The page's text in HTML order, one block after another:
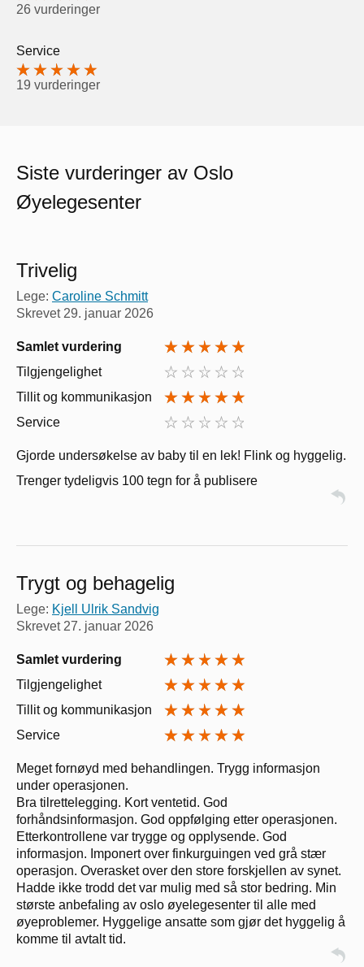
26 vurderinger
Service
19 vurderinger
Siste vurderinger av Oslo
Øyelegesenter
Trivelig
Lege: Caroline Schmitt
Skrevet 29. januar 2026
Samlet vurdering
Tilgjengelighet
Tillit og kommunikasjon
Service
Gjorde undersøkelse av baby til en lek! Flink og hyggelig.
Trenger tydeligvis 100 tegn for å publisere
Trygt og behagelig
Lege: Kjell Ulrik Sandvig
Skrevet 27. januar 2026
Samlet vurdering
Tilgjengelighet
Tillit og kommunikasjon
Service
Meget fornøyd med behandlingen. Trygg informasjon
under operasjonen.
Bra tilrettelegging. Kort ventetid. God
forhåndsinformasjon. God oppfølging etter operasjonen.
Etterkontrollene var trygge og opplysende. God
informasjon. Imponert over finkurguingen ved grå stær
operasjon. Overasket over den store forskjellen av synet.
Hadde ikke trodd det var mulig med så stor bedring. Min
største anbefaling av oslo øyelegesenter til alle med
øyeproblemer. Hyggelige ansatte som gjør det hyggelig å
komme til avtalt tid.